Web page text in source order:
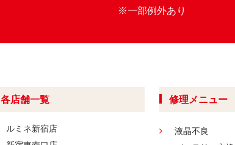
※一部例外あり
各店舗一覧
ルミネ新宿店
修理メニュー
液晶不良